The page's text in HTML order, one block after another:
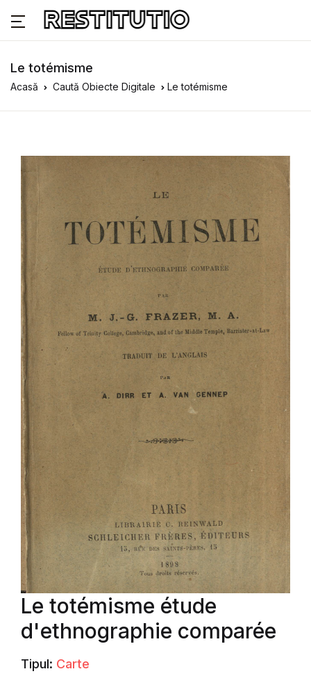
Le totémisme
Acasă Caută Obiecte Digitale Le totémisme
Le totémisme étude
d'ethnographie comparée
Tipul: Carte